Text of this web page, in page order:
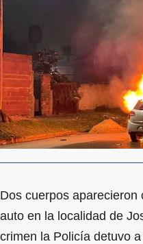
Dos cuerpos aparecieron
auto en la localidad de
crimen la Policía detuvo